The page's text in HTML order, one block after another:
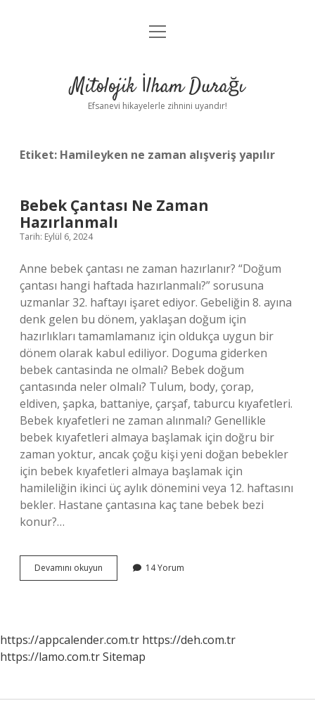
Anasayfa
Yasal Uyarı
menüyü
Mitolojik İlham Durağı
Efsanevi hikayelerle zihnini uyandır!
Etiket: Hamileyken ne zaman alışveriş yapılır
Bebek Çantası Ne Zaman
Hazırlanmalı
Tarih: Eylül 6, 2024
Anne bebek çantası ne zaman hazırlanır? “Doğum
çantası hangi haftada hazırlanmalı?” sorusuna
uzmanlar 32. haftayı işaret ediyor. Gebeliğin 8. ayına
denk gelen bu dönem, yaklaşan doğum için
hazırlıkları tamamlamanız için oldukça uygun bir
dönem olarak kabul ediliyor. Doguma giderken
bebek cantasinda ne olmalı? Bebek doğum
çantasında neler olmalı? Tulum, body, çorap,
eldiven, şapka, battaniye, çarşaf, taburcu kıyafetleri.
Bebek kıyafetleri ne zaman alınmalı? Genellikle
bebek kıyafetleri almaya başlamak için doğru bir
zaman yoktur, ancak çoğu kişi yeni doğan bebekler
için bebek kıyafetleri almaya başlamak için
hamileliğin ikinci üç aylık dönemini veya 12. haftasını
bekler. Hastane çantasına kaç tane bebek bezi
konur?…
Devamını okuyun
Çantası
14 Yorum
https://appcalender.com.tr https://deh.com.tr
https://lamo.com.trSitemap